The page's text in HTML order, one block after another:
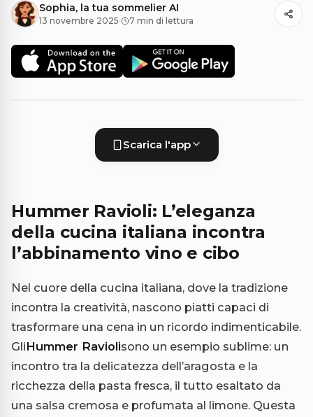
Sophia, la tua sommelier AI
13 novembre 2025· 7 min di lettura
Scarica l'app
Hummer Ravioli: L’eleganza
della cucina italiana incontra
l’abbinamento vino e cibo
Nel cuore della cucina italiana, dove la tradizione
incontra la creatività, nascono piatti capaci di
trasformare una cena in un ricordo indimenticabile.
GliHummer Raviolisono un esempio sublime: un
incontro tra la delicatezza dell’aragosta e la
ricchezza della pasta fresca, il tutto esaltato da
una salsa cremosa e profumata al limone. Questa